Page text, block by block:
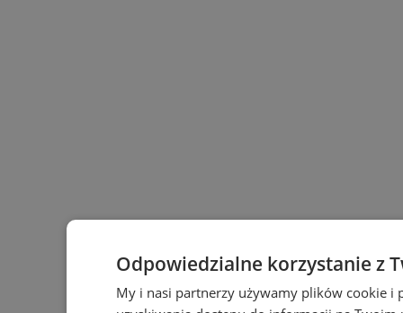
Odpowiedzialne korzystanie z
My i nasi partnerzy używamy plików cookie